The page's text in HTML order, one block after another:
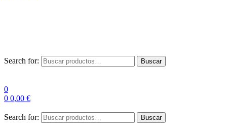
Search for: Buscar
0
0 0,00 €
Search for: Buscar